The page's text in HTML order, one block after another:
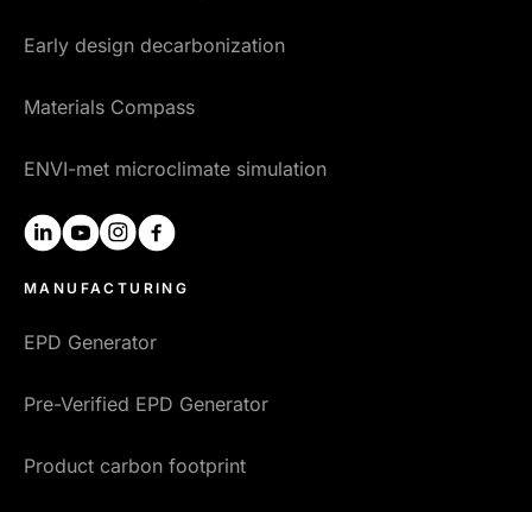
Early design decarbonization
Materials Compass
ENVI-met microclimate simulation
linkedinyoutubeinstagram
MANUFACTURING
EPD Generator
Pre-Verified EPD Generator
Product carbon footprint